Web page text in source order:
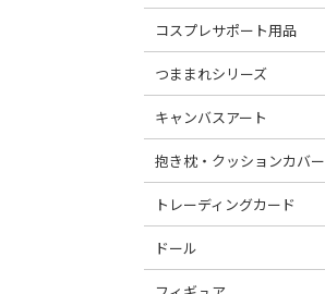
コスプレサポート用品
つままれシリーズ
キャンバスアート
抱き枕・クッションカバー
トレーディングカード
ドール